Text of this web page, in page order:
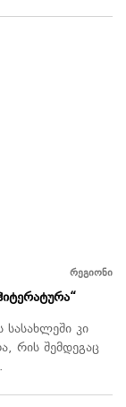
რეგიონი
კი
რის შემდეგაც